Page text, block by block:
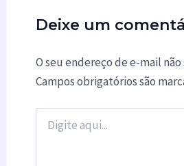
Deixe um
O seu endereço de e-mail
Campos obrigatórios são
aqui...